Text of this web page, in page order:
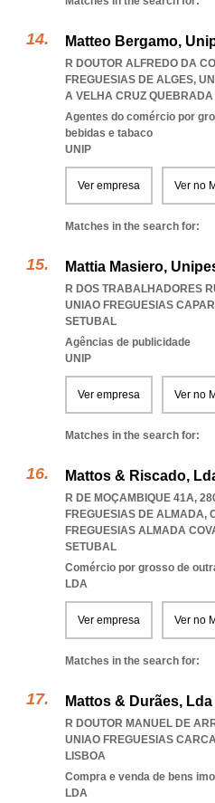
Matteo Bergamo,
R DOUTOR ALFREDO DA
FREGUESIAS DE ALGES,
A VELHA CRUZ
Agentes do comércio por
bebidas e tabaco
UNIP
Ver empresa Ver no
Matches in the search for:
Mattia Masiero,
R DOS TRABALHADORES
UNIAO FREGUESIAS
SETUBAL
Agências de publicidade
UNIP
Ver empresa Ver no
Matches in the search for:
Mattos & Riscado,
R DE MOÇAMBIQUE 41A,
FREGUESIAS DE ALMADA,
FREGUESIAS ALMADA
SETUBAL
Comércio por grosso de
LDA
Ver empresa Ver no
Matches in the search for:
Mattos & Durães, Lda
R DOUTOR MANUEL DE
UNIAO FREGUESIAS
LISBOA
Compra e venda de bens
LDA